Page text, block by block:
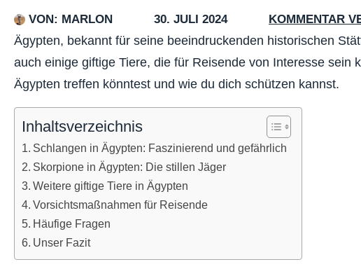
VON: MARLON 30. JULI 2024 KOMMENTAR
Ägypten, bekannt für seine beeindruckenden historischen
auch einige giftige Tiere, die für Reisende von Interesse sein
Ägypten treffen könntest und wie du dich schützen kannst.
Inhaltsverzeichnis
Schlangen in Ägypten: Faszinierend und gefährlich
Skorpione in Ägypten: Die stillen Jäger
Weitere giftige Tiere in Ägypten
Vorsichtsmaßnahmen für Reisende
Häufige Fragen
Unser Fazit